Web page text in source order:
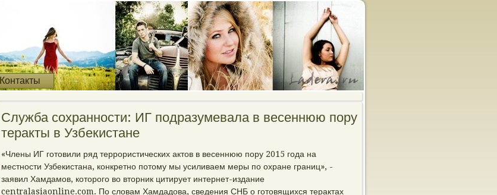
Контакты
Служба сохранности: ИГ подразумевала в весеннюю пору
теракты в Узбекистане
«Члены ИГ готовили ряд террористических актов в весеннюю пору 2015 года на
местности Узбекистана, конкретно потому мы усиливаем меры по охране границ», -
заявил Хамдамов, которого во вторник цитирует интернет-издание
centralasiaonline.com. По словам Хамдадова, сведения СНБ о готовящихся терактах